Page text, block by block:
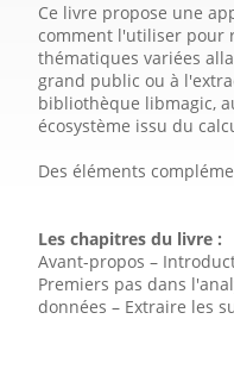
Ce livre propose une
comment l'utiliser pour
thématiques variées
grand public ou à
bibliothèque libmagic,
écosystème issu du
Des éléments
Les chapitres du livre :
Avant-propos –
Premiers pas dans
données – Extraire les